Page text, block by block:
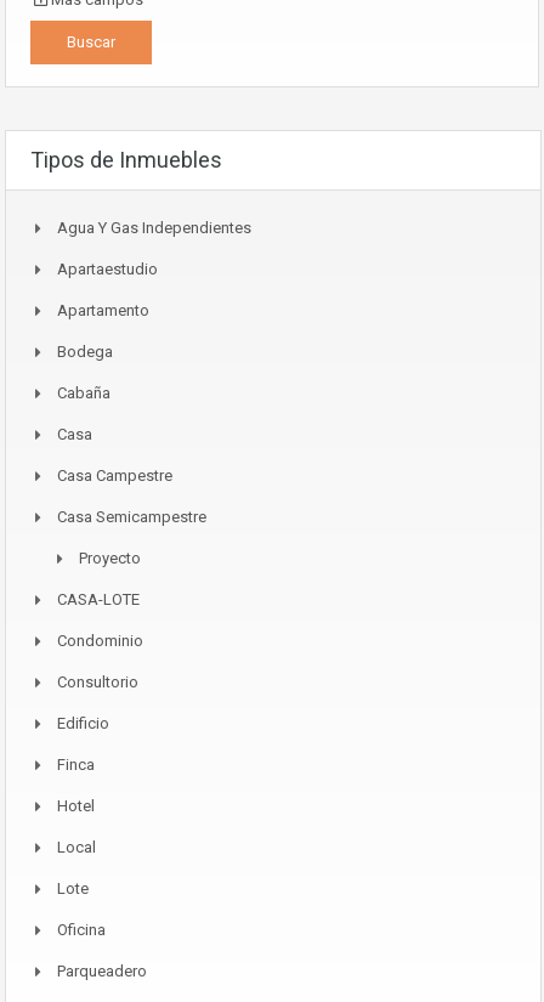
Tipos de Inmuebles
Agua Y Gas Independientes
Apartaestudio
Apartamento
Bodega
Cabaña
Casa
Casa Campestre
Casa Semicampestre
Proyecto
CASA-LOTE
Condominio
Consultorio
Edificio
Finca
Hotel
Local
Lote
Oficina
Parqueadero